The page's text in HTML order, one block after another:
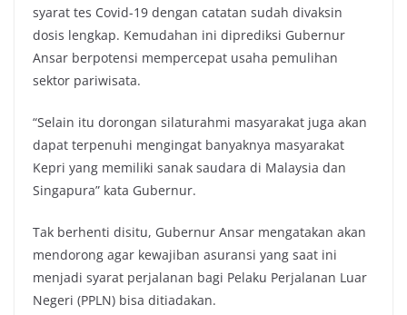
syarat tes Covid-19 dengan catatan sudah divaksin
dosis lengkap. Kemudahan ini diprediksi Gubernur
Ansar berpotensi mempercepat usaha pemulihan
sektor pariwisata.
“Selain itu dorongan silaturahmi masyarakat juga akan
dapat terpenuhi mengingat banyaknya masyarakat
Kepri yang memiliki sanak saudara di Malaysia dan
Singapura” kata Gubernur.
Tak berhenti disitu, Gubernur Ansar mengatakan akan
mendorong agar kewajiban asuransi yang saat ini
menjadi syarat perjalanan bagi Pelaku Perjalanan Luar
Negeri (PPLN) bisa ditiadakan.